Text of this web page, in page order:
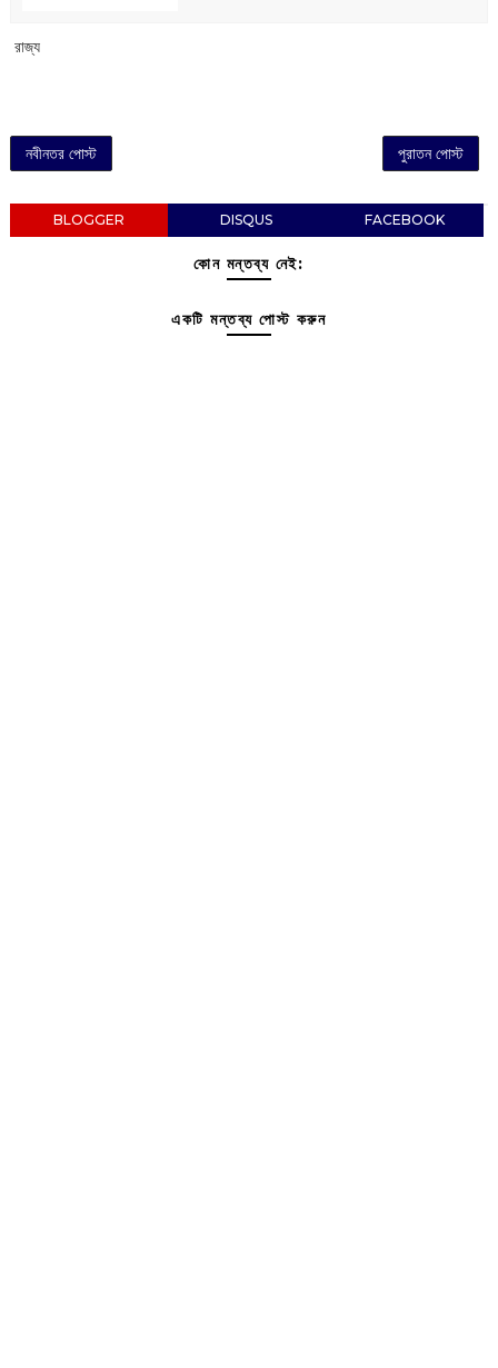
‌ রাজ্য
নবীনতর পোস্ট পুরাতন পোস্ট
BLOGGER DISQUS FACEBOOK
কোন মন্তব্য নেই:
একটি মন্তব্য পোস্ট করুন